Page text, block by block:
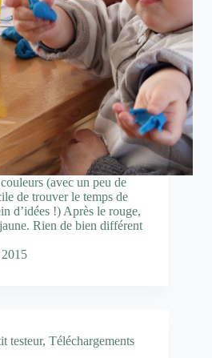
(avec un peu de
de trouver le temps de
d’idées !) Après le rouge,
Rien de bien différent
testeur, Téléchargements